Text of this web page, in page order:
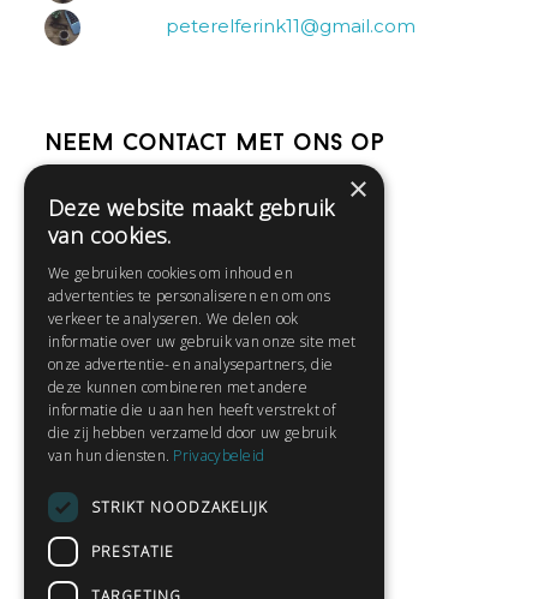
peterelferink11@gmail.com
Neem contact met ons op
Help
Contact
Huisregels
Snel naar:
Gratis aanmelden
Privacybeleid
×
Deze website maakt gebruik
van cookies.
We gebruiken cookies om inhoud en
advertenties te personaliseren en om ons
verkeer te analyseren. We delen ook
informatie over uw gebruik van onze site met
onze advertentie- en analysepartners, die
deze kunnen combineren met andere
informatie die u aan hen heeft verstrekt of
die zij hebben verzameld door uw gebruik
van hun diensten. Privacybeleid
STRIKT NOODZAKELIJK
PRESTATIE